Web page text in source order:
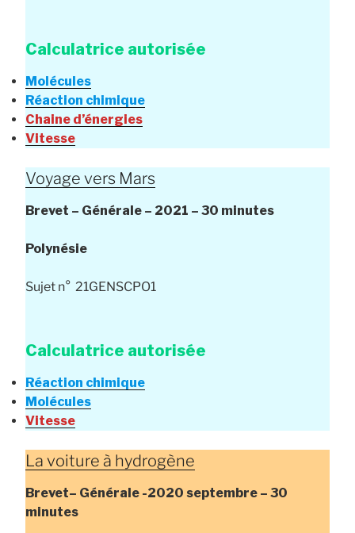
Calculatrice autorisée
Molécules
Réaction chimique
Chaine d’énergies
Vitesse
Voyage vers Mars
Brevet – Générale – 2021 – 30 minutes
Polynésie
Sujet n° 21GENSCPO1
Calculatrice autorisée
Réaction chimique
Molécules
Vitesse
La voiture à hydrogène
Brevet– Générale -2020 septembre – 30
minutes